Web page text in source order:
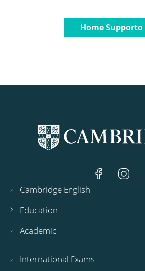
Home Supporto
Cambridge English
Education
Academic
International Exams